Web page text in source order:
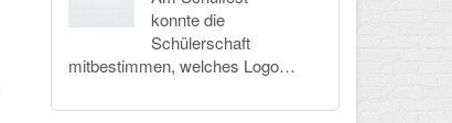
konnte die
Schülerschaft
mitbestimmen, welches Logo…